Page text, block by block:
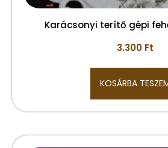
Karácsonyi terítő gépi
3.300 Ft
KOSÁRBA